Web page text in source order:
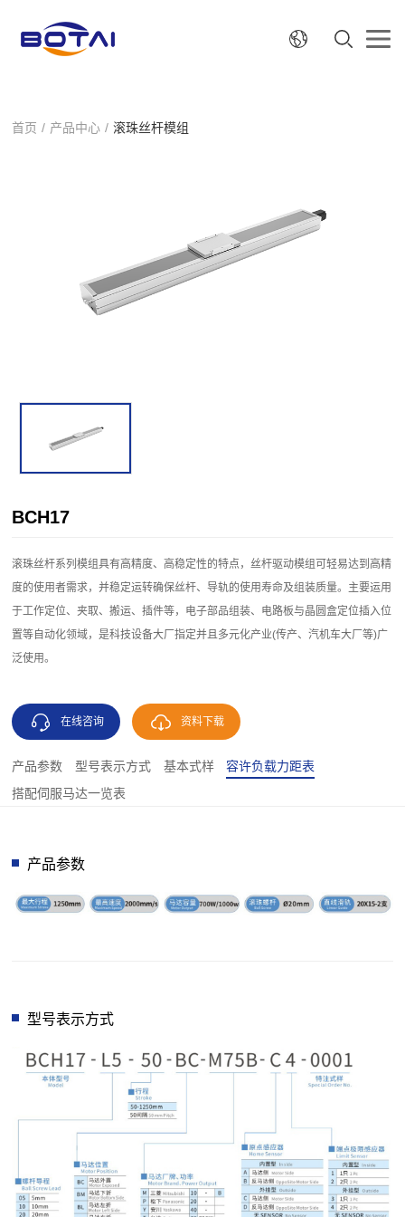
首页 / 产品中心 / 滚珠丝杆模组
BCH17
滚珠丝杆系列模组具有高精度、高稳定性的特点，丝杆驱动模组可轻易达到高精
度的使用者需求，并稳定运转确保丝杆、导轨的使用寿命及组装质量。主要运用
于工作定位、夹取、搬运、插件等，电子部品组装、电路板与晶圆盒定位插入位
置等自动化领域，是科技设备大厂指定并且多元化产业(传产、汽机车大厂等)广
泛使用。
在线咨询 资料下载
产品参数 型号表示方式 基本式样
容许负载力距表
搭配伺服马达一览表
产品参数
型号表示方式